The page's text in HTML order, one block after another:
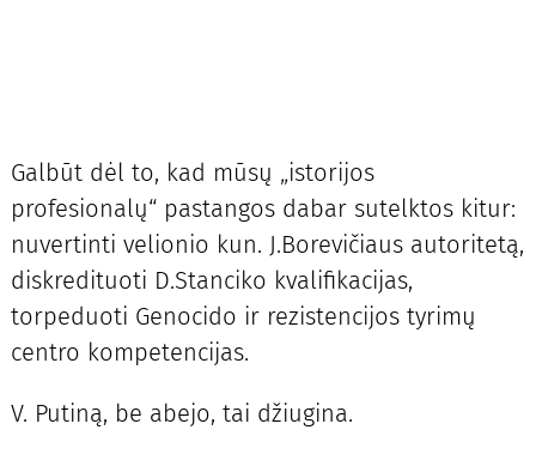
Galbūt dėl to, kad mūsų „istorijos
profesionalų“ pastangos dabar sutelktos kitur:
nuvertinti velionio kun. J.Borevičiaus autoritetą,
diskredituoti D.Stanciko kvalifikacijas,
torpeduoti Genocido ir rezistencijos tyrimų
centro kompetencijas.
V. Putiną, be abejo, tai džiugina.